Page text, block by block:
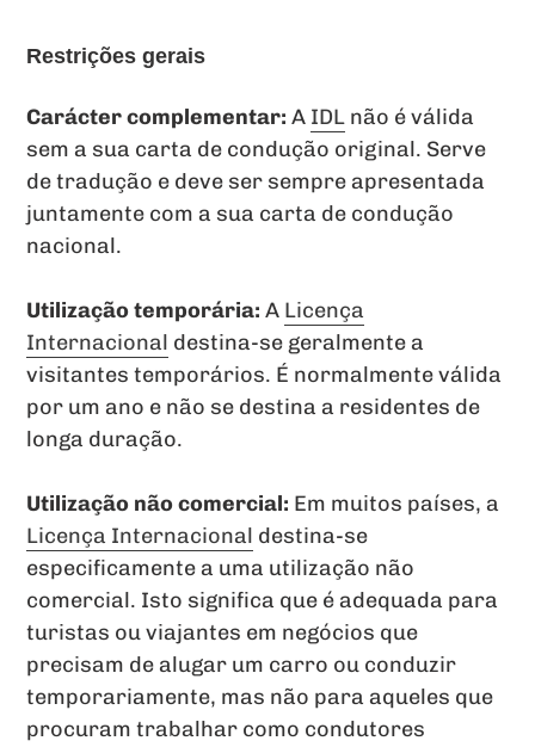
Restrições gerais
Carácter complementar: A IDL não é válida
sem a sua carta de condução original. Serve
de tradução e deve ser sempre apresentada
juntamente com a sua carta de condução
nacional.
Utilização temporária: A Licença
Internacional destina-se geralmente a
visitantes temporários. É normalmente válida
por um ano e não se destina a residentes de
longa duração.
Utilização não comercial: Em muitos países, a
Licença Internacional destina-se
especificamente a uma utilização não
comercial. Isto significa que é adequada para
turistas ou viajantes em negócios que
precisam de alugar um carro ou conduzir
temporariamente, mas não para aqueles que
procuram trabalhar como condutores